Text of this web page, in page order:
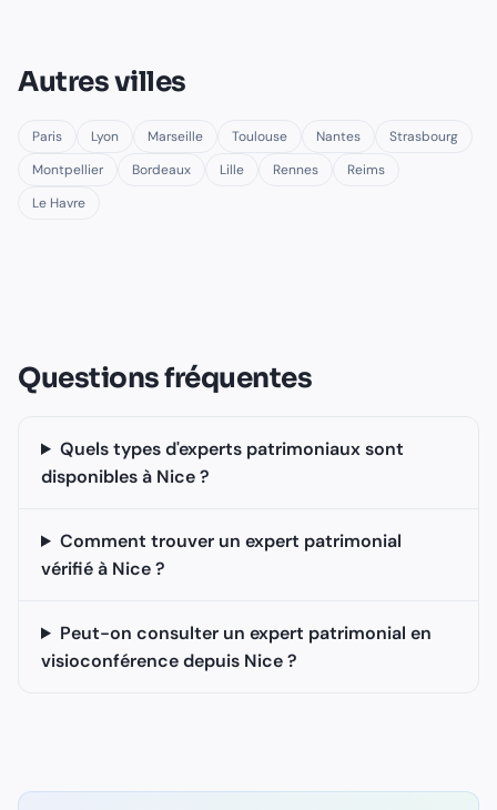
Autres villes
Paris Lyon Marseille Toulouse Nantes
Strasbourg
Montpellier
Bordeaux Lille Rennes
Reims
Le Havre
Questions fréquentes
Quels types d'experts patrimoniaux sont
disponibles à Nice ?
Comment trouver un expert patrimonial
vérifié à Nice ?
Peut-on consulter un expert patrimonial en
visioconférence depuis Nice ?